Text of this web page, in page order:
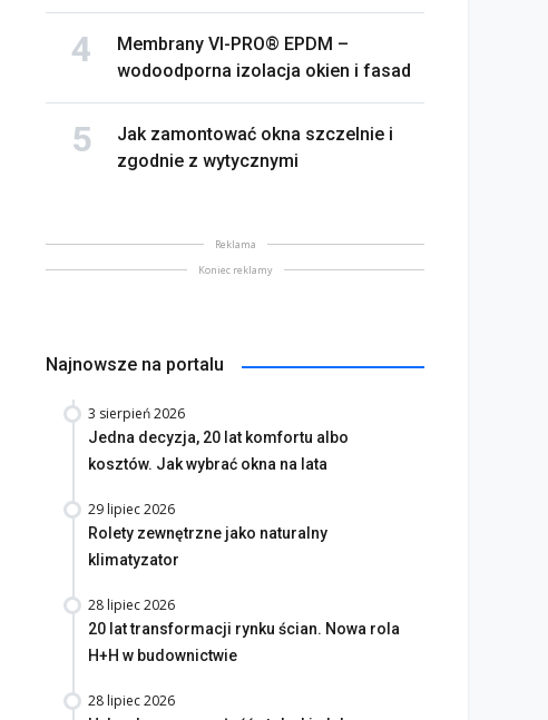
Membrany VI-PRO® EPDM –
wodoodporna izolacja okien i fasad
Jak zamontować okna szczelnie i
zgodnie z wytycznymi
Reklama
Koniec reklamy
Najnowsze na portalu
3 sierpień 2026
Jedna decyzja, 20 lat komfortu albo
kosztów. Jak wybrać okna na lata
29 lipiec 2026
Rolety zewnętrzne jako naturalny
klimatyzator
28 lipiec 2026
20 lat transformacji rynku ścian. Nowa rola
H+H w budownictwie
28 lipiec 2026